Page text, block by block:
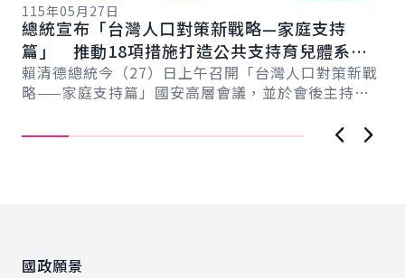
115年05月27日
總統宣布「台灣人口對策新戰略—家庭支持
篇」 推動18項措施打造公共支持育兒體系
以全民共享經濟紅利促進臺灣永續發展
賴清德總統今（27）日上午召開「台灣人口對策新戰
略——家庭支持篇」國安高層會議，並於會後主持記
國政願景